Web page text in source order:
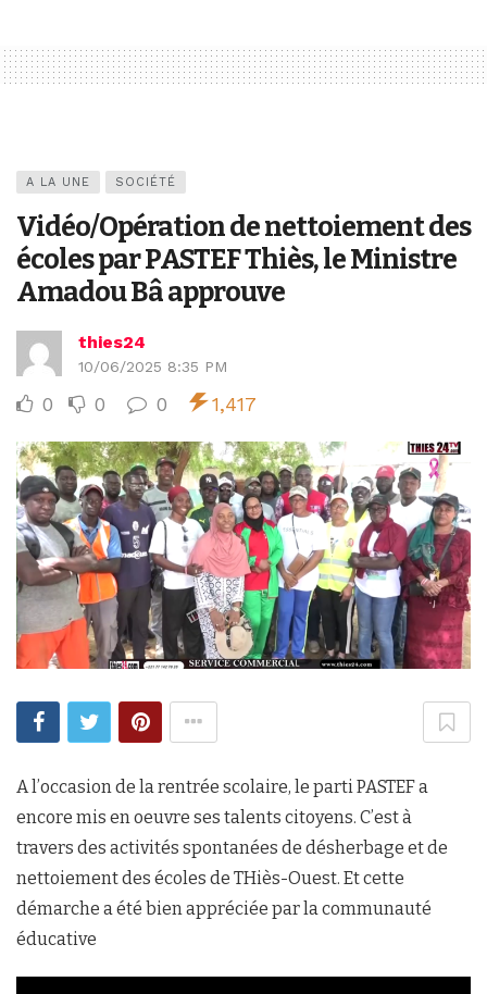
A LA UNE SOCIÉTÉ
Vidéo/Opération de nettoiement des
écoles par PASTEF Thiès, le Ministre
Amadou Bâ approuve
thies24
10/06/2025 8:35 PM
0 0 0 1,417
A l’occasion de la rentrée scolaire, le parti PASTEF a
encore mis en oeuvre ses talents citoyens. C’est à
travers des activités spontanées de désherbage et de
nettoiement des écoles de THiès-Ouest. Et cette
démarche a été bien appréciée par la communauté
éducative